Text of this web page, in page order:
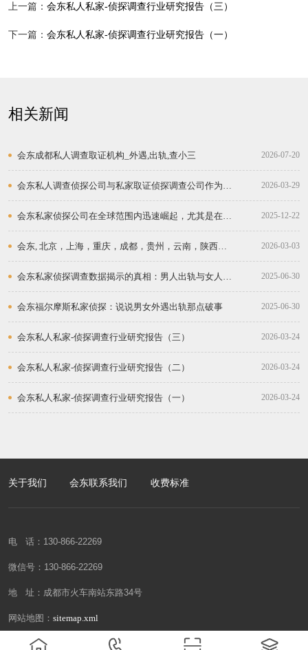
上一篇： 会东私人私家-侦探调查行业研究报告（三）
下一篇： 会东私人私家-侦探调查行业研究报告（一）
相关新闻
会东成都私人调查取证机构_外遇,出轨,查小三 2026-07-20
会东私人调查侦探公司与私家取证侦探调查公司作为现
代社会的“真相守护者”
2026-03-29
会东私家侦探公司在全球范围内迅速崛起，尤其是在中
国等经济快速发展的和地区。
2025-12-22
会东, 北京，上海，重庆，成都，贵州，云南，陕西，
广州，深圳：私人私家侦探取证调查公司的兴起
2026-03-03
会东私家侦探调查数据揭示的真相：男人出轨与女人出
轨的比例
2025-06-30
会东福尔摩斯私家侦探：说说男女外遇出轨那点破事 2025-06-30
会东私人私家-侦探调查行业研究报告（三） 2026-03-24
会东私人私家-侦探调查行业研究报告（二） 2026-03-24
会东私人私家-侦探调查行业研究报告（一） 2026-03-24
关于我们 会东联系我们 收费标准
电 话：130-866-22269
微信号：130-866-22269
地 址：成都市火车南站东路34号
网站地图： sitemap.xml